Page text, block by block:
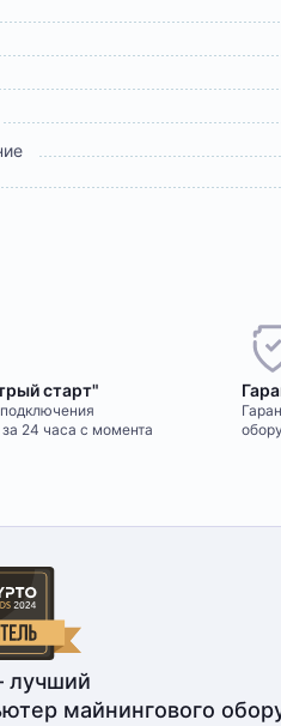
старт"
24 часа с момента
лучший
майнингового